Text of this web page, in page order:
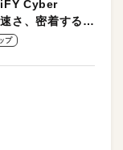
Cyber
さ、密着する冷
作性がグッド！
プ